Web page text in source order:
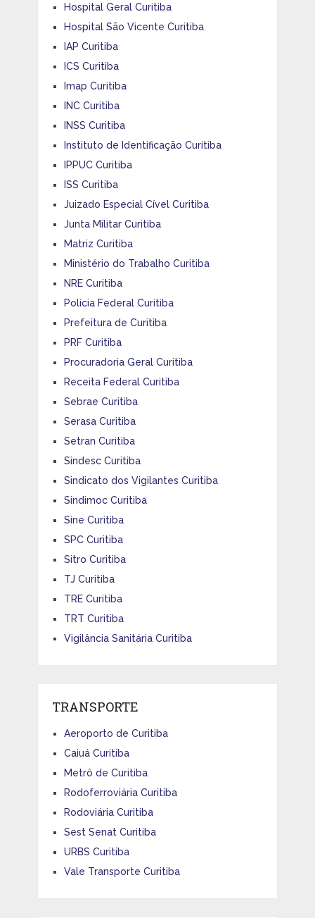
Hospital Geral Curitiba
Hospital São Vicente Curitiba
IAP Curitiba
ICS Curitiba
Imap Curitiba
INC Curitiba
INSS Curitiba
Instituto de Identificação Curitiba
IPPUC Curitiba
ISS Curitiba
Juizado Especial Cível Curitiba
Junta Militar Curitiba
Matriz Curitiba
Ministério do Trabalho Curitiba
NRE Curitiba
Polícia Federal Curitiba
Prefeitura de Curitiba
PRF Curitiba
Procuradoria Geral Curitiba
Receita Federal Curitiba
Sebrae Curitiba
Serasa Curitiba
Setran Curitiba
Sindesc Curitiba
Sindicato dos Vigilantes Curitiba
Sindimoc Curitiba
Sine Curitiba
SPC Curitiba
Sitro Curitiba
TJ Curitiba
TRE Curitiba
TRT Curitiba
Vigilância Sanitária Curitiba
TRANSPORTE
Aeroporto de Curitiba
Caiuá Curitiba
Metrô de Curitiba
Rodoferroviária Curitiba
Rodoviária Curitiba
Sest Senat Curitiba
URBS Curitiba
Vale Transporte Curitiba